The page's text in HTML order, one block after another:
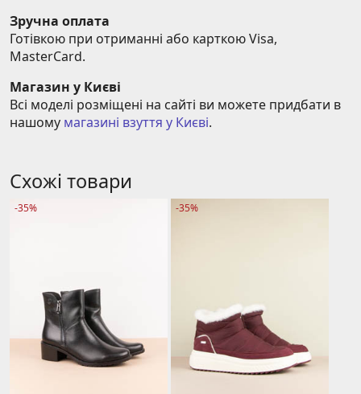
Зручна оплата
Готівкою при отриманні або карткою Visa,
MasterCard.
Магазин у Києві
Всі моделі розміщені на сайті ви можете придбати в
нашому магазині взуття у Києві.
Схожі товари
-35% -35%